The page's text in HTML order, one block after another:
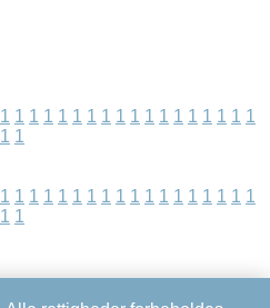
1 1 1 1 1 1 1 1 1 1 1 1 1 1 1 1 1 1
1 1
1 1 1 1 1 1 1 1 1 1 1 1 1 1 1 1 1 1
1 1